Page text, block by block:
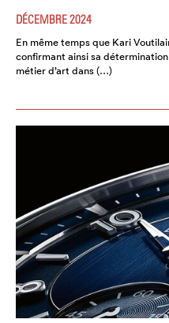
DÉCEMBRE 2024
En même temps que Kari
confirmant ainsi sa
métier d’art dans (…)